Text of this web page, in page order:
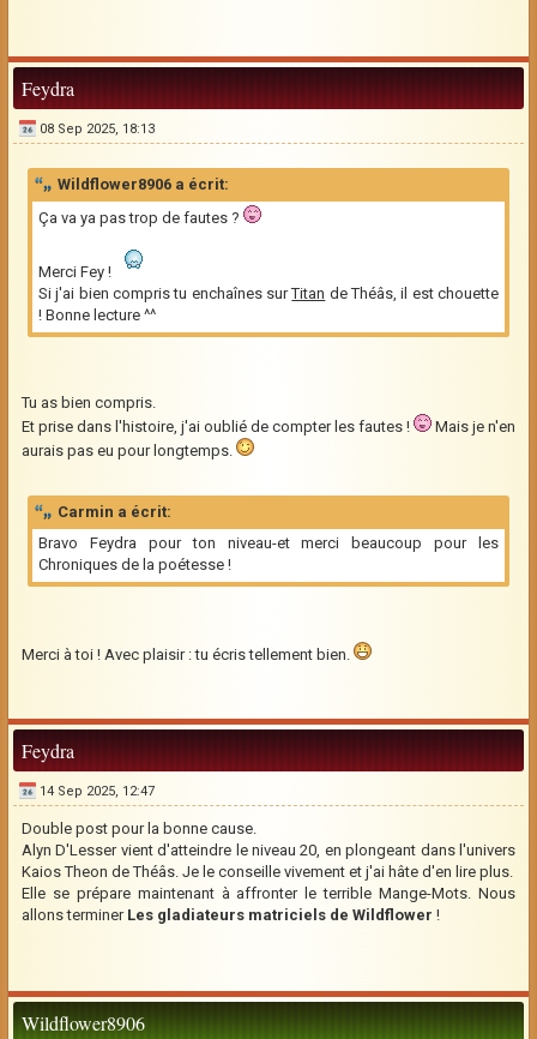
Feydra
08 Sep 2025, 18:13
Wildflower8906 a écrit:
Ça va ya pas trop de fautes ?
Merci Fey !
Si j'ai bien compris tu enchaînes surTitan de Théâs, il est chouette
! Bonne lecture ^^
Tu as bien compris.
Et prise dans l'histoire, j'ai oublié de compter les fautes !
Mais je n'en
aurais pas eu pour longtemps.
Carmin a écrit:
Bravo Feydra pour ton niveau-et merci beaucoup pour les
Chroniques de la poétesse !
Merci à toi ! Avec plaisir : tu écris tellement bien.
Feydra
14 Sep 2025, 12:47
Double post pour la bonne cause.
Alyn D'Lesser vient d'atteindre le niveau 20, en plongeant dans l'univers
Kaios Theon de Théâs. Je le conseille vivement et j'ai hâte d'en lire plus.
Elle se prépare maintenant à affronter le terrible Mange-Mots. Nous
allons terminer Les gladiateurs matriciels de Wildflower !
Wildflower8906